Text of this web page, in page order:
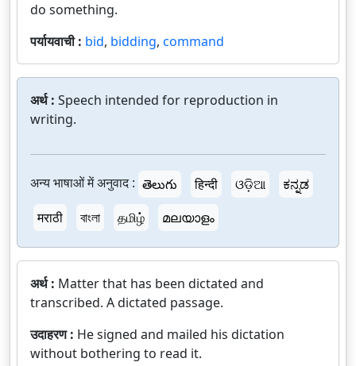
do something.
पर्यायवाची : bid, bidding, command
अर्थ : Speech intended for reproduction in
writing.
अन्य भाषाओं में अनुवाद : తెలుగు हिन्दी ଓଡ଼ିଆ
ಕನ್ನಡ
मराठी
বাংলা தமிழ் മലയാളം
अर्थ : Matter that has been dictated and
transcribed. A dictated passage.
उदाहरण : He signed and mailed his dictation
without bothering to read it.